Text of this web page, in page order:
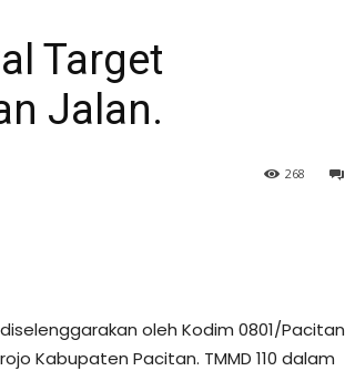
Target
Jalan.
268
diselenggarakan oleh Kodim 0801/Pacitan
Kabupaten Pacitan. TMMD 110 dalam